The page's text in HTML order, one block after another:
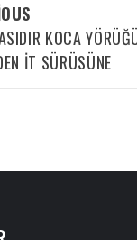
KOCA
İT SÜRÜSÜNE